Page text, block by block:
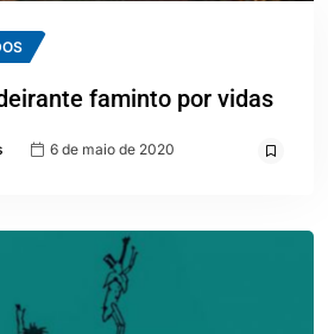
faminto por vidas
6 de maio de 2020